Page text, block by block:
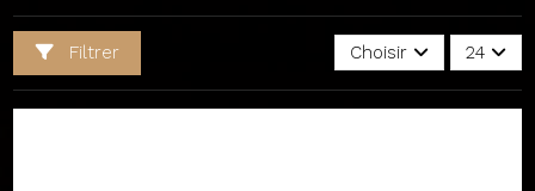
Filtrer Choisir 24